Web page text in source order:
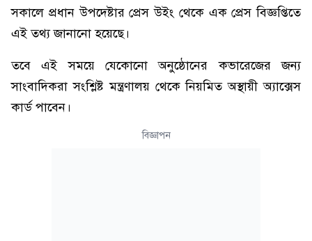
সকালে প্রধান উপদেষ্টার প্রেস উইং থেকে এক প্রেস বিজ্ঞপ্তিতে
এই তথ্য জানানো হয়েছে।
তবে এই সময়ে যেকোনো অনুষ্ঠোনের কভারেজের জন্য
সাংবাদিকরা সংশ্লিষ্ট মন্ত্রণালয় থেকে নিয়মিত অস্থায়ী অ্যাক্সেস
কার্ড পাবেন।
বিজ্ঞাপন